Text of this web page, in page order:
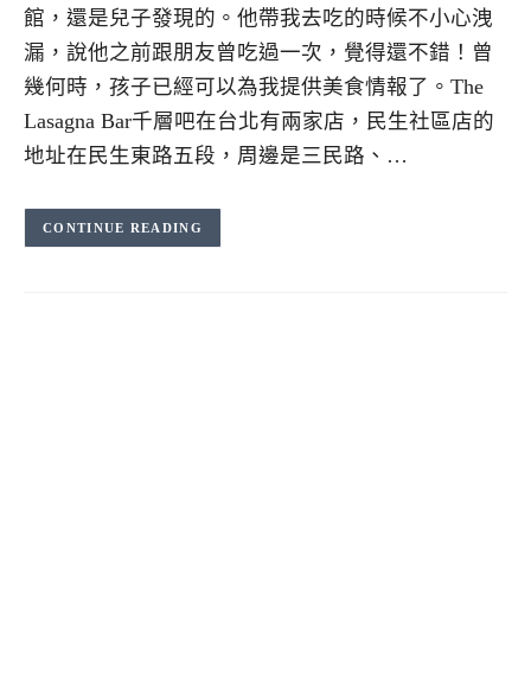
館，還是兒子發現的。他帶我去吃的時候不小心洩
漏，說他之前跟朋友曾吃過一次，覺得還不錯！曾
幾何時，孩子已經可以為我提供美食情報了。The
Lasagna Bar千層吧在台北有兩家店，民生社區店的
地址在民生東路五段，周邊是三民路、…
CONTINUE READING